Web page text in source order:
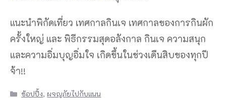
แนะนำพิกัดเที่ยว เทศกาลกินเจ เทศกาลของการกินผัก
ครั้งใหญ่ และ พิธีกรรมสุดอลังกาล กินเจ ความสนุก
และความอิ่มบุญอิ่มใจ เกิดขึ้นในช่วงเดืนสิบของทุกปี
จ้า!!
Categories
ช้อปปิ้ง,ผจญภัยไปกับแนน